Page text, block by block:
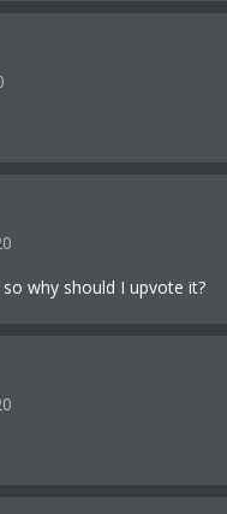
why should I upvote it?